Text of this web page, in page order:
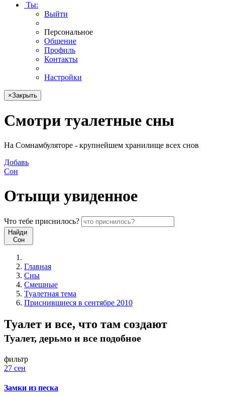
Ты:
Выйти
Персональное
Общение
Профиль
Контакты
Настройки
×Закрыть
Смотри туалетные сны
На Сомнамбуляторе - крупнейшем хранилище всех снов
Добавь
Сон
Отыщи увиденное
Что тебе приснилось?
Найди
Сон
Главная
Сны
Смешные
Туалетная тема
Приснившиеся в сентябре 2010
Туалет и все, что там создают
Туалет, дерьмо и все подобное
фильтр
27 сен
Замки из песка